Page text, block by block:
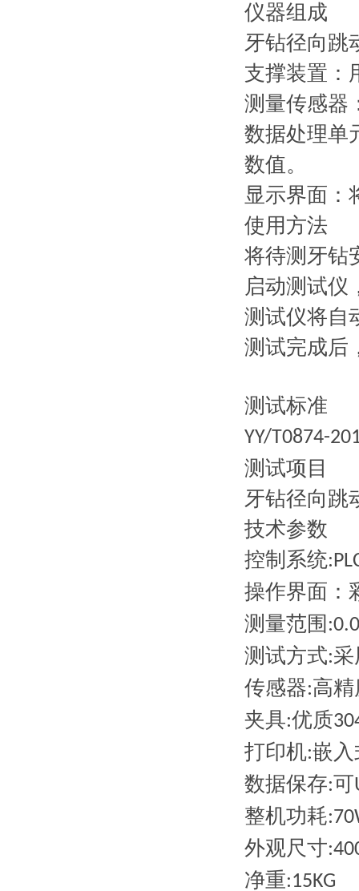
仪器组成
牙钻径向跳
支撑装置：
测量传感器
数据处理单
数值。
显示界面：
使用方法
将待测牙钻
启动测试仪
测试仪将自
测试完成后
测试标准
YY/T0874-
测试项目
牙钻径向跳
技术参数
控制系统
操作界面：
测量范围
测试方式:
传感器:高
夹具:优质
打印机:嵌
数据保存:可
整机功耗
外观尺寸
净重:15KG